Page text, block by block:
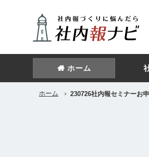
ホーム
ホーム › 230726社内報セミナーお